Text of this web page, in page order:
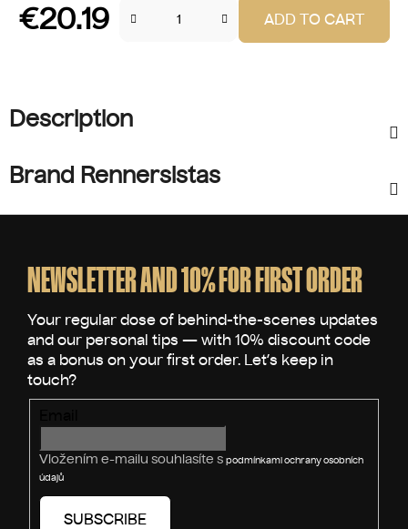
€20.19 ADD TO CART
Description
Brand Rennersistas
NEWSLETTER AND 10% FOR FIRST ORDER
Vložením e-mailu souhlasíte s podmínkami ochrany osobních
údajů
SUBSCRIBE